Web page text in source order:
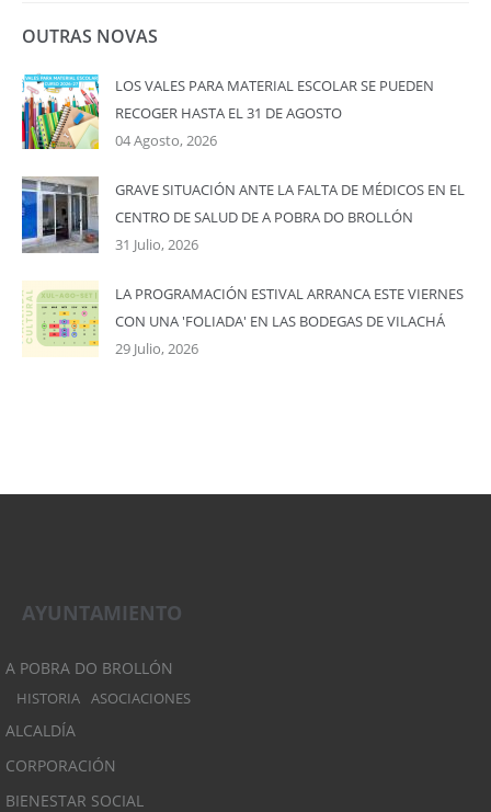
OUTRAS NOVAS
LOS VALES PARA MATERIAL ESCOLAR SE PUEDEN
RECOGER HASTA EL 31 DE AGOSTO
04 Agosto, 2026
GRAVE SITUACIÓN ANTE LA FALTA DE MÉDICOS EN EL
CENTRO DE SALUD DE A POBRA DO BROLLÓN
31 Julio, 2026
LA PROGRAMACIÓN ESTIVAL ARRANCA ESTE VIERNES
CON UNA 'FOLIADA' EN LAS BODEGAS DE VILACHÁ
29 Julio, 2026
AYUNTAMIENTO
A POBRA DO BROLLÓN
HISTORIA ASOCIACIONES
ALCALDÍA
CORPORACIÓN
BIENESTAR SOCIAL